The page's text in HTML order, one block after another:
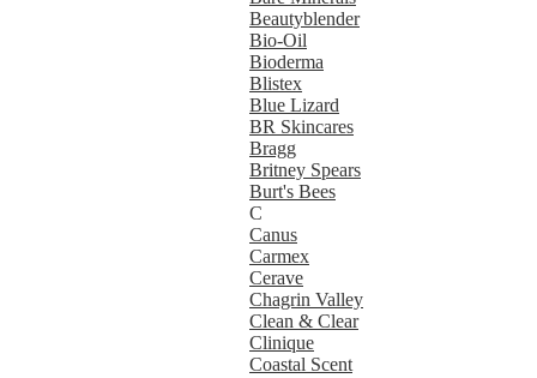
Beautyblender
Bio-Oil
Bioderma
Blistex
Blue Lizard
BR Skincares
Bragg
Britney Spears
Burt's Bees
C
Canus
Carmex
Cerave
Chagrin Valley
Clean & Clear
Clinique
Coastal Scent